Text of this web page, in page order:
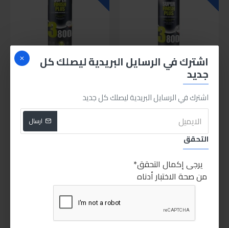
اشترك في الرسايل البريدية ليصلك كل
جديد
اشترك في الرسايل البريدية ليصلك كل جديد
ارسال
التحقق
يرجى إكمال التحقق
من صحة الاختبار أدناه
menzerna
Super Finish Plus
مينزرنا سوبر بولش 3800 250مل
200.00LE
600.00LE
غير متوفر